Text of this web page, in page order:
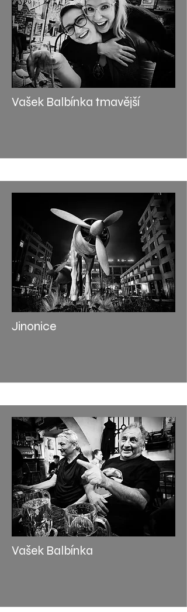
Vašek Balbínka tmavější
Jinonice
Vašek Balbínka